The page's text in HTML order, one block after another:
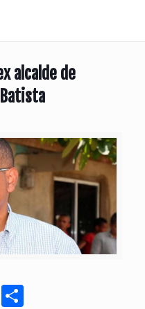
alcalde de
Compartir